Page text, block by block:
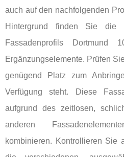
auch auf den nachfolgenden
Hintergrund finden Sie die
Fassadenprofils Dortmund
Ergänzungselemente. Prüfen
genügend Platz zum
Verfügung steht. Diese
aufgrund des zeitlosen,
anderen
kombinieren. Kontrollieren Sie